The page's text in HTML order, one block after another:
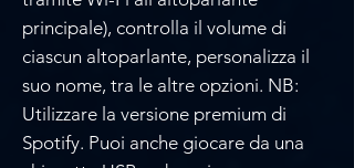
principale), controlla il volume di
ciascun altoparlante, personalizza il
suo nome, tra le altre opzioni. NB:
Utilizzare la versione premium di
Spotify. Puoi anche giocare da una